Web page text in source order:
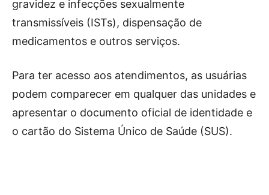
gravidez e infecções sexualmente
transmissíveis (ISTs), dispensação de
medicamentos e outros serviços.
Para ter acesso aos atendimentos, as usuárias
podem comparecer em qualquer das unidades e
apresentar o documento oficial de identidade e
o cartão do Sistema Único de Saúde (SUS).